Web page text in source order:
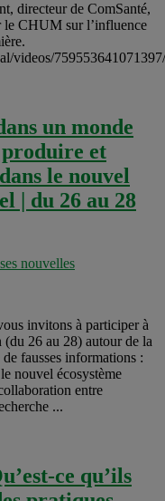
directeur de ComSanté,
le CHUM sur l’influence
videos/
un monde
produire et
le nouvel
| du 26 au 28
nouvelles
invitons à participer à
(du 26 au 28) autour de la
fausses informations :
nouvel écosystème
entre
...
ce qu’ils